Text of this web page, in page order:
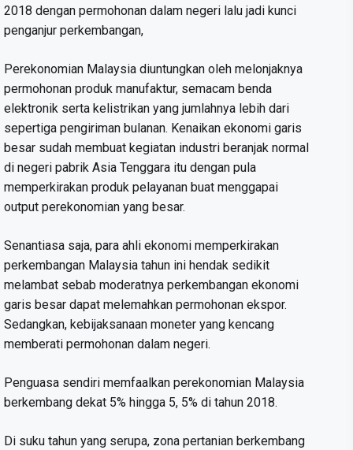
2018 dengan permohonan dalam negeri lalu jadi kunci
penganjur perkembangan,
Perekonomian Malaysia diuntungkan oleh melonjaknya
permohonan produk manufaktur, semacam benda
elektronik serta kelistrikan yang jumlahnya lebih dari
sepertiga pengiriman bulanan. Kenaikan ekonomi garis
besar sudah membuat kegiatan industri beranjak normal
di negeri pabrik Asia Tenggara itu dengan pula
memperkirakan produk pelayanan buat menggapai
output perekonomian yang besar.
Senantiasa saja, para ahli ekonomi memperkirakan
perkembangan Malaysia tahun ini hendak sedikit
melambat sebab moderatnya perkembangan ekonomi
garis besar dapat melemahkan permohonan ekspor.
Sedangkan, kebijaksanaan moneter yang kencang
memberati permohonan dalam negeri.
Penguasa sendiri memfaalkan perekonomian Malaysia
berkembang dekat 5% hingga 5, 5% di tahun 2018.
Di suku tahun yang serupa, zona pertanian berkembang